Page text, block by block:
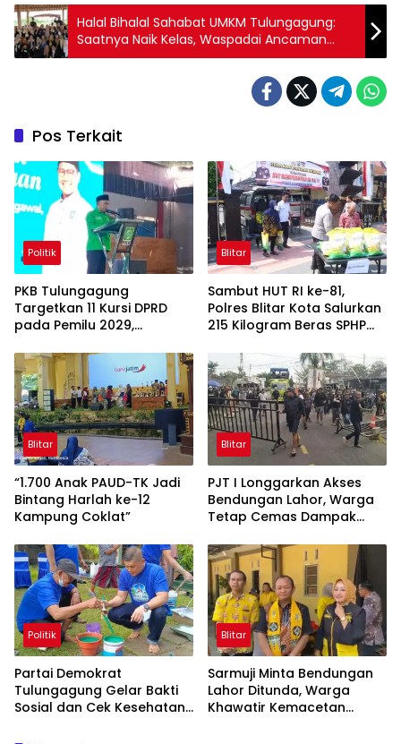
Halal Bihalal Sahabat UMKM Tulungagung:
Saatnya Naik Kelas, Waspadai Ancaman
Krisis Energi
Pos Terkait
Politik
PKB Tulungagung
Targetkan 11 Kursi DPRD
pada Pemilu 2029,
Kunci
Blitar
Sambut HUT RI ke-81,
Polres Blitar Kota Salurkan
215 Kilogram Beras SPHP
Murah
Blitar
“1.700 Anak PAUD-TK Jadi
Bintang Harlah ke-12
Kampung Coklat”
Blitar
PJT I Longgarkan Akses
Bendungan Lahor, Warga
Tetap Cemas Dampak
Penutupan Total
Politik
Partai Demokrat
Tulungagung Gelar Bakti
Sosial dan Cek Kesehatan
Blitar
Sarmuji Minta Bendungan
Lahor Ditunda, Warga
Khawatir Kemacetan